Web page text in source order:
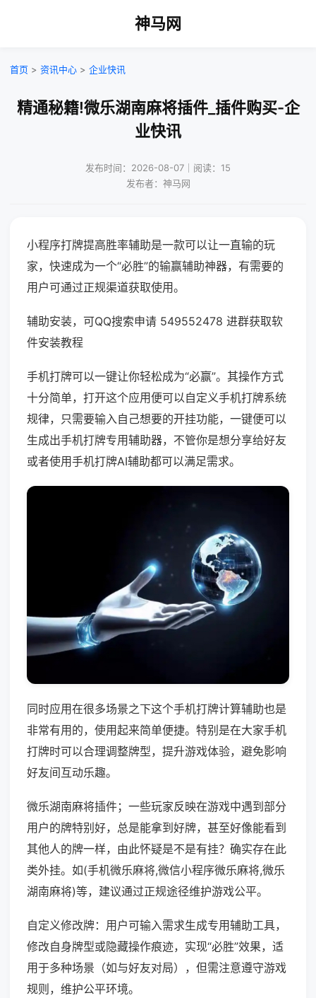
神马网
首页 > 资讯中心 > 企业快讯
精通秘籍!微乐湖南麻将插件_插件购买-企
业快讯
发布时间：2026-08-07｜阅读：15
发布者：神马网
小程序打牌提高胜率辅助是一款可以让一直输的玩
家，快速成为一个“必胜”的输赢辅助神器，有需要的
用户可通过正规渠道获取使用。
辅助安装，可QQ搜索申请 549552478 进群获取软
件安装教程
手机打牌可以一键让你轻松成为“必赢”。其操作方式
十分简单，打开这个应用便可以自定义手机打牌系统
规律，只需要输入自己想要的开挂功能，一键便可以
生成出手机打牌专用辅助器，不管你是想分享给好友
或者使用手机打牌AI辅助都可以满足需求。
同时应用在很多场景之下这个手机打牌计算辅助也是
非常有用的，使用起来简单便捷。特别是在大家手机
打牌时可以合理调整牌型，提升游戏体验，避免影响
好友间互动乐趣。
微乐湖南麻将插件；一些玩家反映在游戏中遇到部分
用户的牌特别好，总是能拿到好牌，甚至好像能看到
其他人的牌一样，由此怀疑是不是有挂？确实存在此
类外挂。如(手机微乐麻将,微信小程序微乐麻将,微乐
湖南麻将)等，建议通过正规途径维护游戏公平。
自定义修改牌：用户可输入需求生成专用辅助工具，
修改自身牌型或隐藏操作痕迹，实现“必胜”效果，适
用于多种场景（如与好友对局），但需注意遵守游戏
规则，维护公平环境。